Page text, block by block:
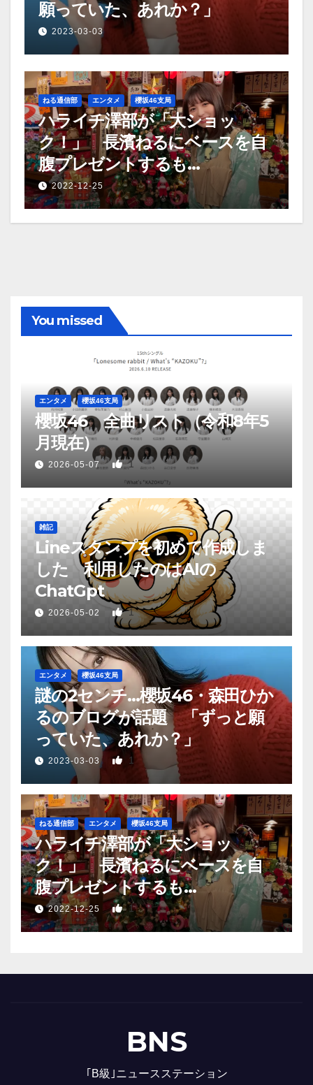
願っていた、あれか？」
2023-03-03
ねる通信部 エンタメ 櫻坂46支局
ハライチ澤部が「大ショッ
ク！」 長濱ねるにベースを自
腹プレゼントするも…
2022-12-25
You missed
エンタメ 櫻坂46支局
櫻坂46 全曲リスト（令和8年5
月現在）
2026-05-07 1
雑記
Lineスタンプを初めて作成しま
した 利用したのはAIの
ChatGpt
2026-05-02 1
エンタメ 櫻坂46支局
謎の2センチ…櫻坂46・森田ひか
るのブログが話題 「ずっと願
っていた、あれか？」
2023-03-03 1
ねる通信部 エンタメ 櫻坂46支局
ハライチ澤部が「大ショッ
ク！」 長濱ねるにベースを自
腹プレゼントするも…
2022-12-25 1
BNS
｢B級｣ニュースステーション